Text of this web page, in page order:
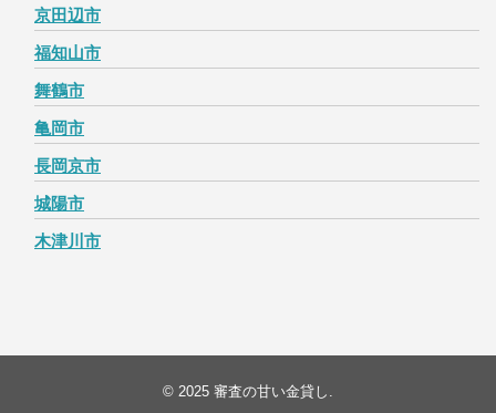
京田辺市
福知山市
舞鶴市
亀岡市
長岡京市
城陽市
木津川市
© 2025 審査の甘い金貸し .